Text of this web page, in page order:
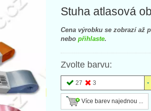
Stuha atlasová
Cena výrobku se zobrazí až
nebo přihlaste.
Zvolte barvu:
27 3
Více barev najednou ...